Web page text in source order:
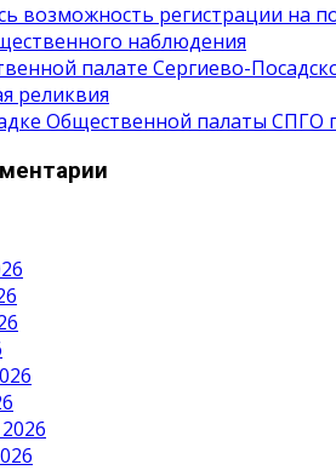
возможность регистрации на
наблюдения
палате Сергиево-
реликвия
Общественной палаты СПГО